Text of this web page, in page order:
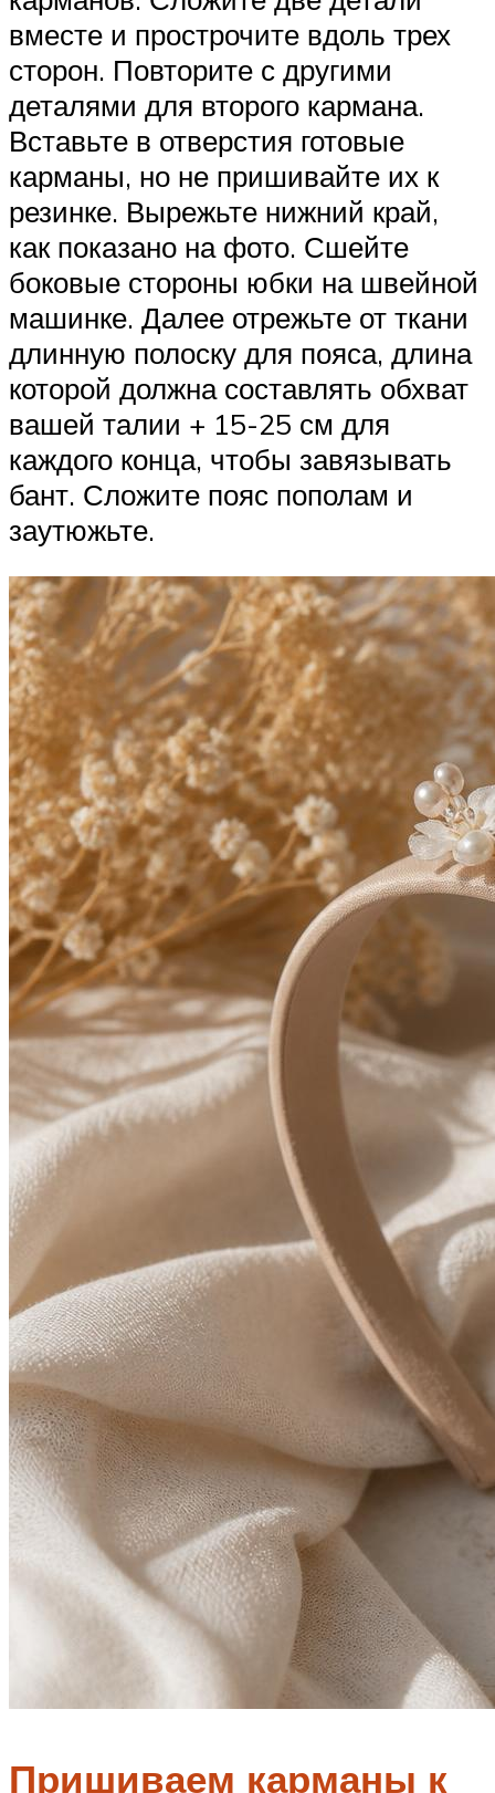
вместе и прострочите вдоль трех
сторон. Повторите с другими
деталями для второго кармана.
Вставьте в отверстия готовые
карманы, но не пришивайте их к
резинке. Вырежьте нижний край,
как показано на фото. Сшейте
боковые стороны юбки на швейной
машинке. Далее отрежьте от ткани
длинную полоску для пояса, длина
которой должна составлять обхват
вашей талии + 15-25 см для
каждого конца, чтобы завязывать
бант. Сложите пояс пополам и
заутюжьте.
Пришиваем карманы к